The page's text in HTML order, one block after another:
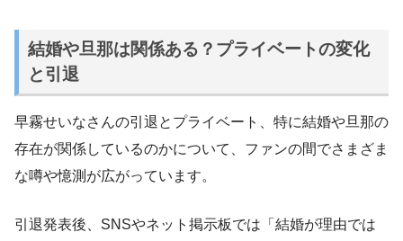
結婚や旦那は関係ある？プライベートの変化
と引退
早霧せいなさんの引退とプライベート、特に結婚や旦那の
存在が関係しているのかについて、ファンの間でさまざま
な噂や憶測が広がっています。
引退発表後、SNSやネット掲示板では「結婚が理由では